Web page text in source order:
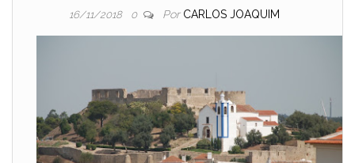
16/11/2018 0 Por CARLOS JOAQUIM